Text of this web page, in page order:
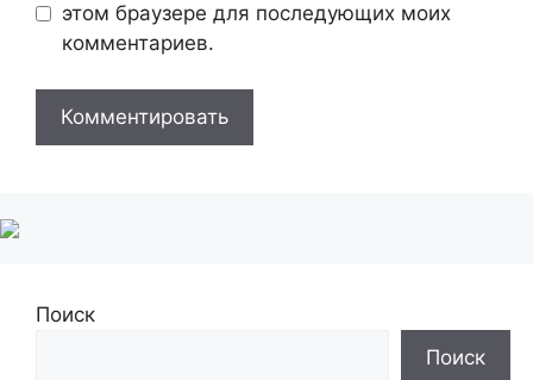
этом браузере для последующих моих
комментариев.
Поиск
Поиск